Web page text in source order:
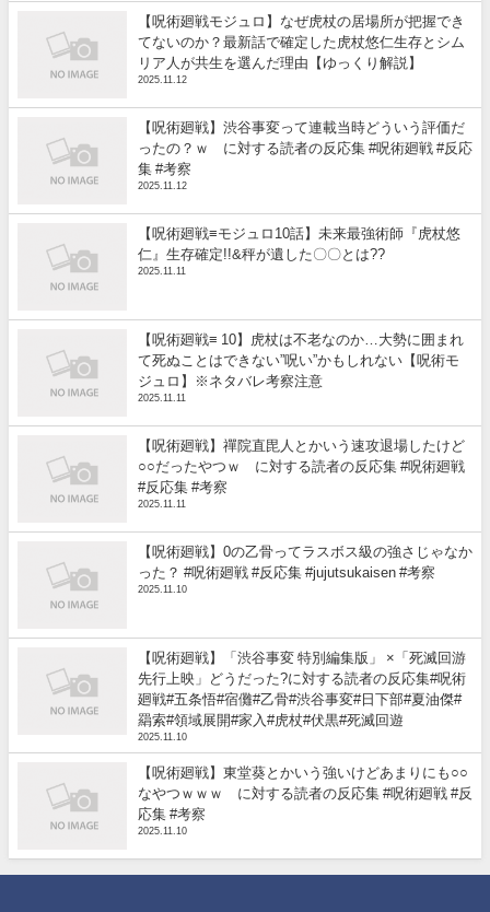
【呪術廻戦モジュロ】なぜ虎杖の居場所が把握でき
てないのか？最新話で確定した虎杖悠仁生存とシム
リア人が共生を選んだ理由【ゆっくり解説】
2025.11.12
【呪術廻戦】渋谷事変って連載当時どういう評価だ
ったの？ｗ に対する読者の反応集 #呪術廻戦 #反応
集 #考察
2025.11.12
【呪術廻戦≡モジュロ10話】未来最強術師『虎杖悠
仁』生存確定!!&秤が遺した〇〇とは??
2025.11.11
【呪術廻戦≡ 10】虎杖は不老なのか…大勢に囲まれ
て死ぬことはできない”呪い”かもしれない【呪術モ
ジュロ】※ネタバレ考察注意
2025.11.11
【呪術廻戦】禪院直毘人とかいう速攻退場したけど
○○だったやつｗ に対する読者の反応集 #呪術廻戦
#反応集 #考察
2025.11.11
【呪術廻戦】0の乙骨ってラスボス級の強さじゃなか
った？ #呪術廻戦 #反応集 #jujutsukaisen #考察
2025.11.10
【呪術廻戦】「渋谷事変 特別編集版」 ×「死滅回游
先行上映」どうだった?に対する読者の反応集#呪術
廻戦#五条悟#宿儺#乙骨#渋谷事変#日下部#夏油傑#
羂索#領域展開#家入#虎杖#伏黒#死滅回遊
2025.11.10
【呪術廻戦】東堂葵とかいう強いけどあまりにも○○
なやつｗｗｗ に対する読者の反応集 #呪術廻戦 #反
応集 #考察
2025.11.10